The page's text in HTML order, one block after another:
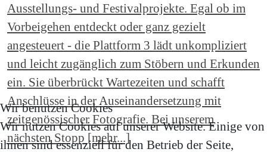
Ausstellungs- und Festivalprojekte. Egal ob im
Vorbeigehen entdeckt oder ganz gezielt
angesteuert - die Plattform 3 lädt unkompliziert
und leicht zugänglich zum Stöbern und Erkunden
ein. Sie überbrückt Wartezeiten und schafft
Anschlüsse in der Auseinandersetzung mit
zeitgenössischer Fotografie. Bei unserem
nächsten Stopp [mehr...]
Wir benutzen Cookies
Wir nutzen Cookies auf unserer Website. Einige von
ihnen sind essenziell für den Betrieb der Seite,